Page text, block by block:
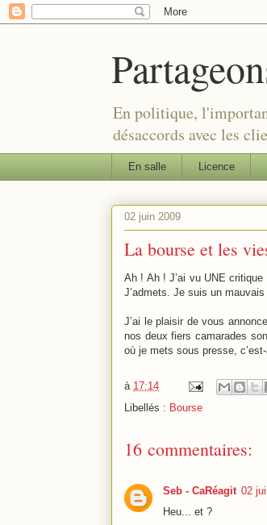
En politique,
désaccords avec les
En salle Licence
02 juin 2009
La bourse et les
Ah ! Ah ! J’ai vu UNE
J’admets. Je suis un
J’ai le plaisir de vous
nos deux fiers camarades
où je mets sous presse,
à 17:14
Libellés : Bourse
16 commentaires:
Seb - CaRéagit 02
Heu... et ?